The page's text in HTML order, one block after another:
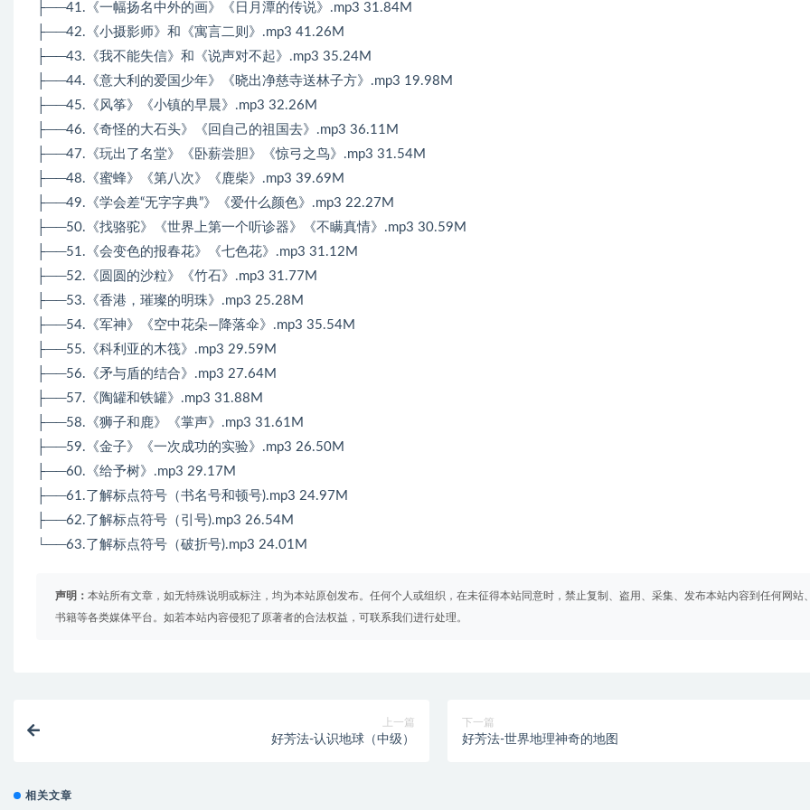
├──41.《一幅扬名中外的画》《日月潭的传说》.mp3 31.84M
├──42.《小摄影师》和《寓言二则》.mp3 41.26M
├──43.《我不能失信》和《说声对不起》.mp3 35.24M
├──44.《意大利的爱国少年》《晓出净慈寺送林子方》.mp3 19.98M
├──45.《风筝》《小镇的早晨》.mp3 32.26M
├──46.《奇怪的大石头》《回自己的祖国去》.mp3 36.11M
├──47.《玩出了名堂》《卧薪尝胆》《惊弓之鸟》.mp3 31.54M
├──48.《蜜蜂》《第八次》《鹿柴》.mp3 39.69M
├──49.《学会差“无字字典”》《爱什么颜色》.mp3 22.27M
├──50.《找骆驼》《世界上第一个听诊器》《不瞒真情》.mp3 30.59M
├──51.《会变色的报春花》《七色花》.mp3 31.12M
├──52.《圆圆的沙粒》《竹石》.mp3 31.77M
├──53.《香港，璀璨的明珠》.mp3 25.28M
├──54.《军神》《空中花朵—降落伞》.mp3 35.54M
├──55.《科利亚的木筏》.mp3 29.59M
├──56.《矛与盾的结合》.mp3 27.64M
├──57.《陶罐和铁罐》.mp3 31.88M
├──58.《狮子和鹿》《掌声》.mp3 31.61M
├──59.《金子》《一次成功的实验》.mp3 26.50M
├──60.《给予树》.mp3 29.17M
├──61.了解标点符号（书名号和顿号).mp3 24.97M
├──62.了解标点符号（引号).mp3 26.54M
└──63.了解标点符号（破折号).mp3 24.01M
声明： 本站所有文章，如无特殊说明或标注，均为本站原创发布。任何个人或组织，在未征得本站同意时，禁止复制、盗用、采集、发布本站内容到任何网站
书籍等各类媒体平台。如若本站内容侵犯了原著者的合法权益，可联系我们进行处理。
上一篇
好芳法-认识地球（中级）
下一篇
好芳法-世界地理神奇的地图
相关文章